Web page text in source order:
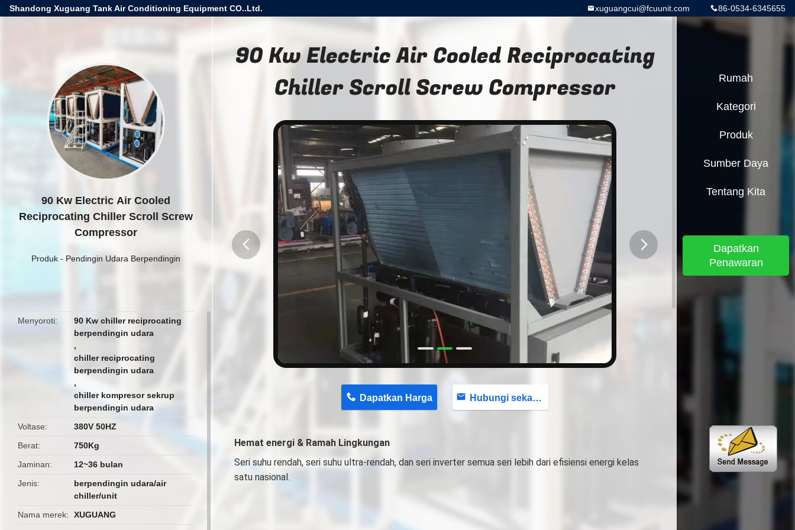
Shandong Xuguang Tank Air Conditioning Equipment CO..Ltd. 86-0534-6345655
xuguangcui@fcuunit.com
90 Kw Electric Air Cooled
Reciprocating Chiller Scroll Screw
Compressor
Produk - Pendingin Udara Berpendingin
Menyoroti
90 Kw chiller reciprocating
berpendingin udara
,
chiller reciprocating
berpendingin udara
,
chiller kompresor sekrup
berpendingin udara
Voltase
380V 50HZ
Berat
750Kg
Jaminan
12~36 bulan
Jenis
berpendingin udara/air
chiller/unit
Nama merek
XUGUANG
90 Kw Electric Air Cooled Reciprocating
Chiller Scroll Screw Compressor
button
Dapatkan Harga Hubungi sekarang
Hemat energi & Ramah Lingkungan
Seri suhu rendah, seri suhu ultra-rendah, dan seri inverter semua seri lebih dari efisiensi energi kelas
satu nasional.
Rumah
Kategori
Produk
Sumber Daya
Tentang Kita
Dapatkan
Penawaran